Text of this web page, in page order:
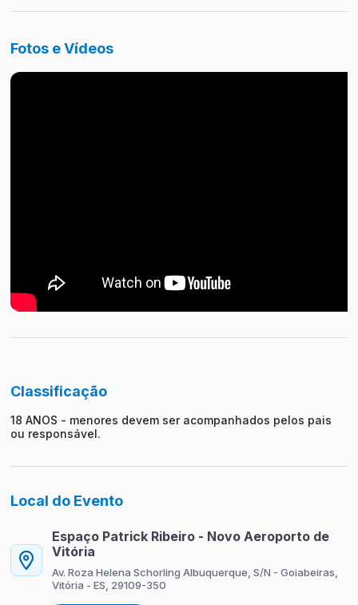
Fotos e Vídeos
Classificação
18 ANOS - menores devem ser acompanhados pelos pais
ou responsável.
Local do Evento
Espaço Patrick Ribeiro - Novo Aeroporto de
Vitória
Av. Roza Helena Schorling Albuquerque, S/N - Goiabeiras,
Vitória - ES, 29109-350